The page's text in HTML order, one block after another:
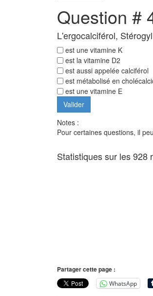
Question #
L'ergocalciférol,
est une vitamine K
est la vitamine D2
est aussi appelée calciférol
est métabolisé en
est une vitamine E
Notes :
Pour certaines questions, il
Statistiques sur les 928
Partager cette page :
WhatsApp